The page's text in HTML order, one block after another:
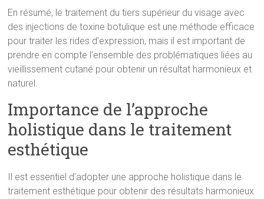
En résumé, le traitement du tiers supérieur du visage avec
des injections de toxine botulique est une méthode efficace
pour traiter les rides d’expression, mais il est important de
prendre en compte l’ensemble des problématiques liées au
vieillissement cutané pour obtenir un résultat harmonieux et
naturel.
Importance de l’approche
holistique dans le traitement
esthétique
Il est essentiel d’adopter une approche holistique dans le
traitement esthétique pour obtenir des résultats harmonieux